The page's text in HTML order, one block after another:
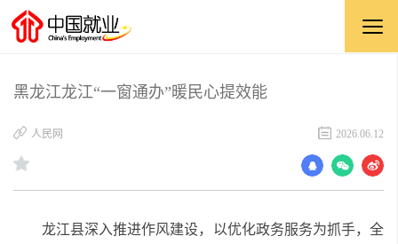
黑龙江龙江“一窗通办”暖民心提效能
​人民网 2026.06.12
龙江县深入推进作风建设，以优化政务服务为抓手，全